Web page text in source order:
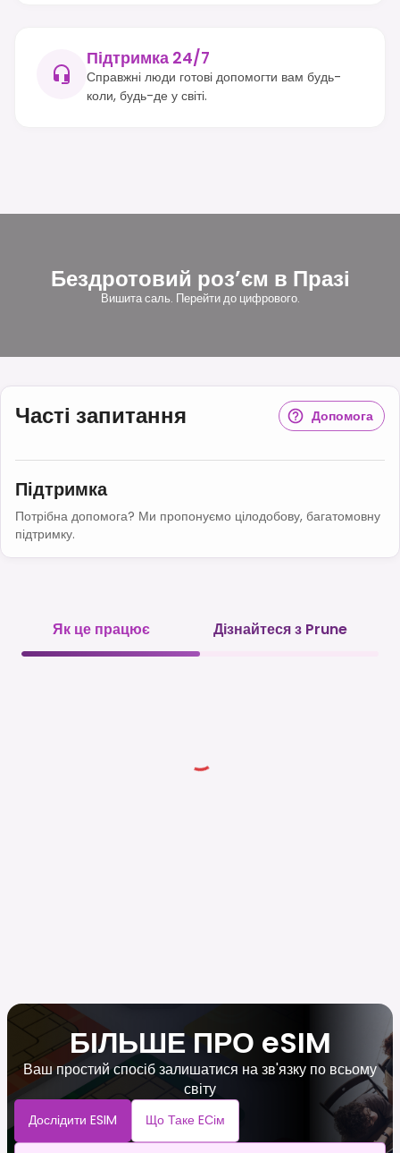
Підтримка 24/7
Справжні люди готові допомогти вам будь-
коли, будь-де у світі.
Бездротовий роз’єм в Празі
Вишита саль. Перейти до цифрового.
Часті запитання Допомога
Підтримка
Потрібна допомога? Ми пропонуємо цілодобову, багатомовну
підтримку.
Як це працює Дізнайтеся з Prune
БІЛЬШЕ ПРО eSIM
Ваш простий спосіб залишатися на зв'язку по всьому
світу
Дослідити ESIM Що Таке EСім